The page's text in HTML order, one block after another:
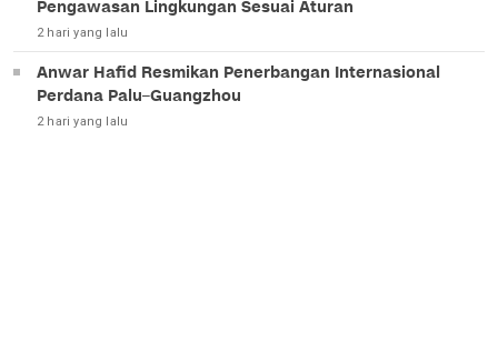
Pengawasan Lingkungan Sesuai Aturan
2 hari yang lalu
Anwar Hafid Resmikan Penerbangan Internasional
Perdana Palu–Guangzhou
2 hari yang lalu